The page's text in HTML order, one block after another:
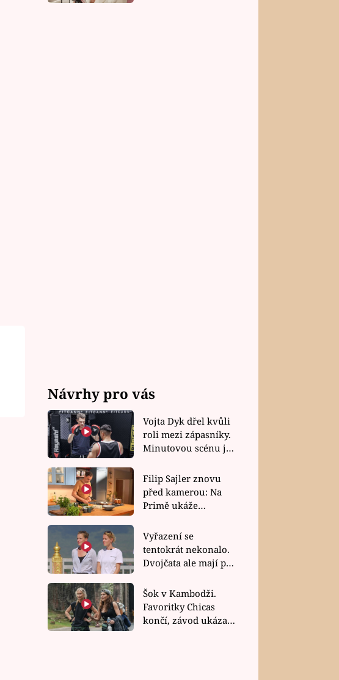
Návrhy pro vás
Vojta Dyk dřel kvůli
roli mezi zápasníky.
Minutovou scénu jel
Filip Sajler znovu
před kamerou: Na
Primě ukáže
rychlé recepty
Vyřazení se
tentokrát nekonalo.
Dvojčata ale mají po
závodu nůž na krku
Šok v Kambodži.
Favoritky Chicas
končí, závod ukázal